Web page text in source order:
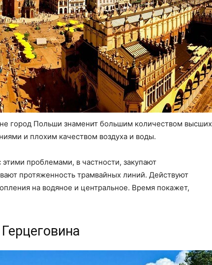
город Польши знаменит большим количеством высших
и плохим качеством воздуха и воды.
проблемами, в частности, закупают
протяженность трамвайных линий. Действуют
на водяное и центральное. Время покажет,